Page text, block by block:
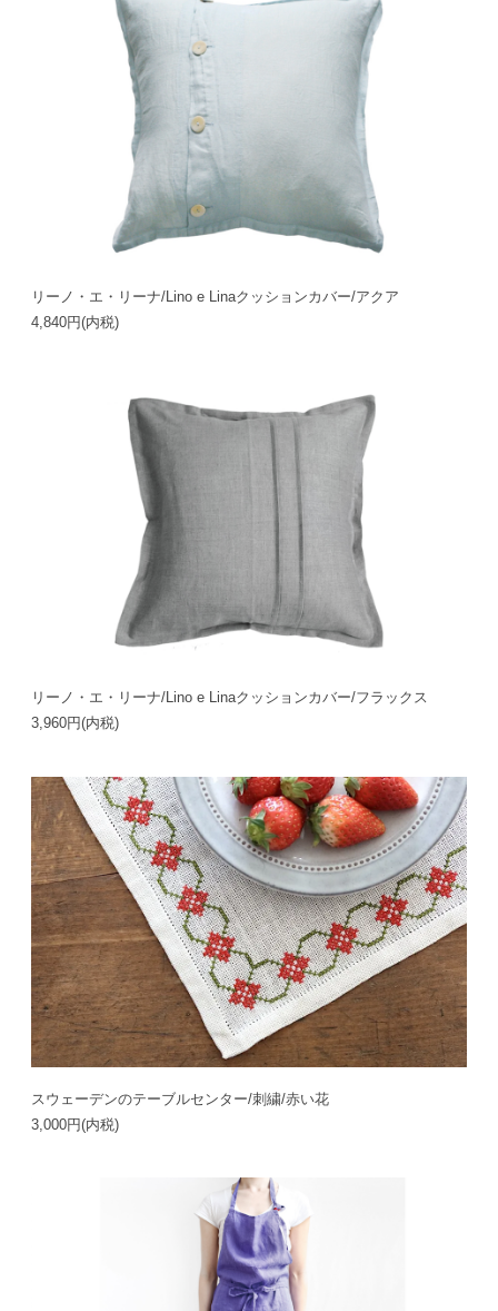
リーノ・エ・リーナ/Lino e Linaクッションカバー/アクア
4,840円(内税)
リーノ・エ・リーナ/Lino e Linaクッションカバー/フラックス
3,960円(内税)
スウェーデンのテーブルセンター/刺繍/赤い花
3,000円(内税)